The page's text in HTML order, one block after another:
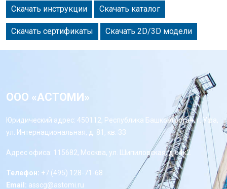
Скачать инструкции Скачать каталог
Скачать сертификаты Скачать 2D/3D модели
ООО «АСТОМИ»
Юридический адрес: 450112, Республика Башкортостан, г. Уфа,
ул. Интернациональная, д. 81, кв. 33
Адрес офиса: 115682, Москва, ул. Шипиловская, д 64к2
Телефон: +7 (495) 128-71-68
Email: asscg@astomi.ru